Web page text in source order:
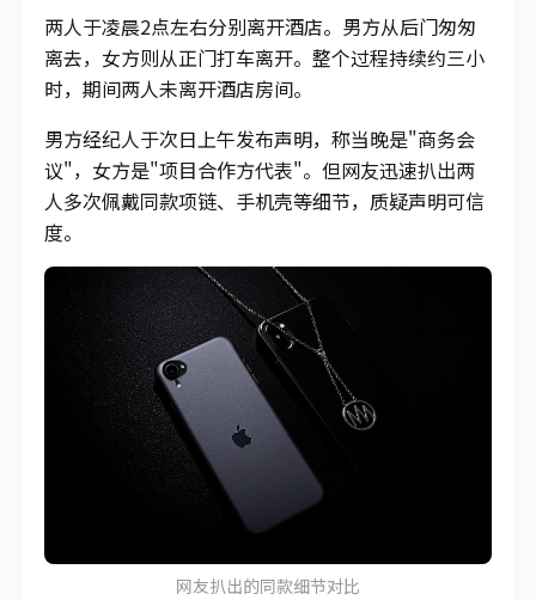
两人于凌晨2点左右分别离开酒店。男方从后门匆匆
离去，女方则从正门打车离开。整个过程持续约三小
时，期间两人未离开酒店房间。
男方经纪人于次日上午发布声明，称当晚是"商务会
议"，女方是"项目合作方代表"。但网友迅速扒出两
人多次佩戴同款项链、手机壳等细节，质疑声明可信
度。
网友扒出的同款细节对比